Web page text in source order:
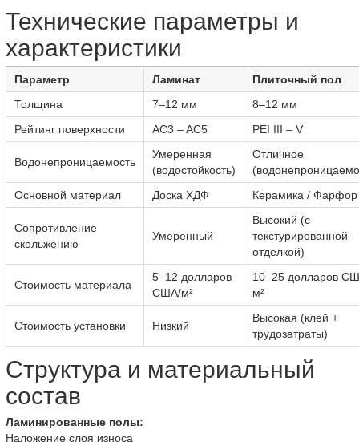
Технические параметры и
характеристики
Параметр Ламинат
Плиточный пол
Толщина
7–12 мм
8–12 мм
Рейтинг поверхности
AC3 – AC5 PEI III – V
Водонепроницаемость
Умеренная
(водостойкость)
Отличное
Основной материал
Доска ХДФ Керамика / Фарфор
Сопротивление
скольжению
Умеренный
Высокий (с
текстурированной
отделкой)
Стоимость материала
5–12 долларов
США/м²
10–25 долларов
м²
Стоимость установки Низкий
Высокая (клей +
трудозатраты)
Структура и материальный
состав
Ламинированные полы:
Наложение слоя износа